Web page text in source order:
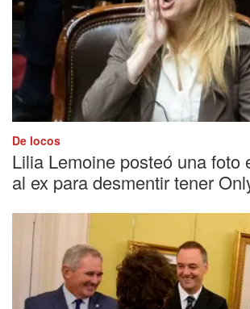
De locos
Lilia Lemoine posteó una foto
al ex para desmentir tener